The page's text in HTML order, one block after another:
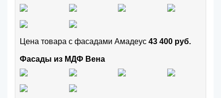
Цена товара с фасадами Амадеус 43 400 руб.
Фасады из МДФ Вена